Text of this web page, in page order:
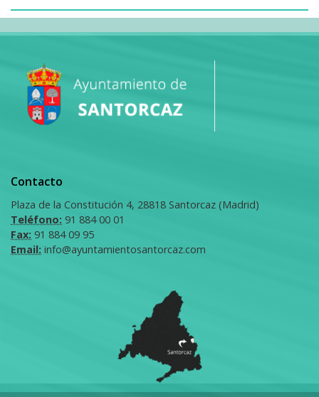
Contacto
Plaza de la Constitución 4, 28818 Santorcaz (Madrid)
Teléfono: 91 884 00 01
Fax: 91 884 09 95
Email: info@ayuntamientosantorcaz.com